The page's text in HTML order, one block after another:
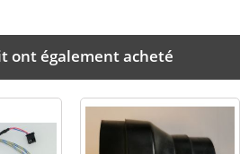
ont également acheté